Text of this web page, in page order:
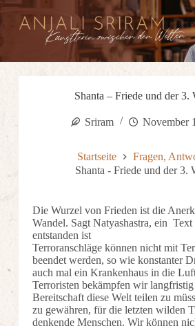
n
Shanta – Friede und der 3.
Sriram November
Startseite
Fragen,
Shanta - Friede und der 3.
Die Wurzel von Frieden ist die
Wandel. Sagt Natyashastra, ein
entstanden ist
Terroranschläge können nicht mit
beendet werden, so wie konstanter
auch mal ein Krankenhaus in die
Terroristen bekämpfen wir
Bereitschaft diese Welt teilen zu
zu gewähren, für die letzten wilden
denkende Menschen. Wir können